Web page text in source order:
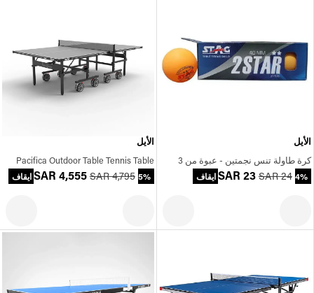
الأيل
كرة طاولة تنس نجمتين - عبوة من 3
SAR 23 SAR 24 4% ايقاف
الأيل
Pacifica Outdoor Table Tennis Table
SAR 4,555 SAR 4,795 5% ايقاف